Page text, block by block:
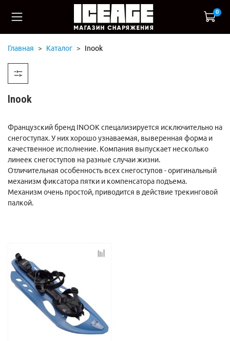
0
Главная Каталог Inook
Inook
Французский бренд INOOK спецализируется исключительно на
снегоступах. У них хорошо узнаваемая, выверенная форма и
качественное исполнение. Компания выпускает несколько
линеек снегоступов на разные случаи жизни.
Отличительная особенность всех снегоступов - оригинальный
механизм фиксатора пятки и компенсатора подъема.
Механизм очень простой, приводится в действие трекинговой
палкой.